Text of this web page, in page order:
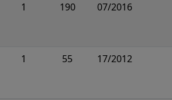
1 190 07/2016
1 55 17/2012